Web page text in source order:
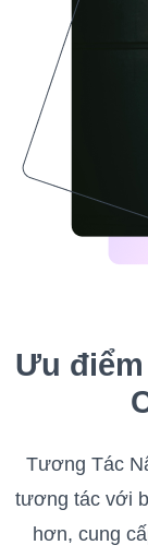
Ưu
Tương Tác
tương tác với
hơn, cung